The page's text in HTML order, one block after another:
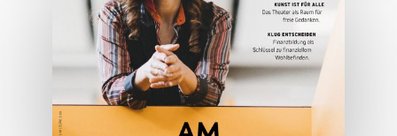
JETZT BESTELLEN
ONLINE LESEN